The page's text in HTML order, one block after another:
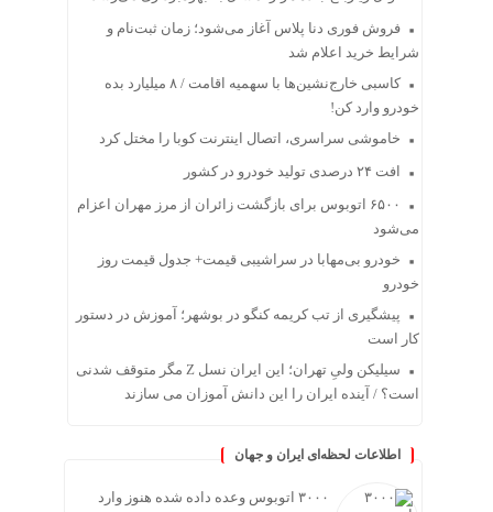
فروش فوری دنا پلاس آغاز می‌شود؛ زمان ثبت‌نام و
شرایط خرید اعلام شد
کاسبی خارج‌نشین‌ها با سهمیه اقامت / ۸ میلیارد بده
خودرو وارد کن!
خاموشی سراسری، اتصال اینترنت کوبا را مختل کرد
افت ۲۴ درصدی تولید خودرو در کشور
۶۵۰۰ اتوبوس برای بازگشت زائران از مرز مهران اعزام
می‌شود
خودرو بی‌مهابا در سراشیبی قیمت+ جدول قیمت روز
خودرو
پیشگیری از تب کریمه کنگو در بوشهر؛ آموزش در دستور
کار است
سیلیکن ولیِ تهران؛ این ایران نسل Z مگر متوقف شدنی
است؟ / آینده ایران را این دانش آموزان می سازند
اطلاعات لحظه‌ای ایران و جهان
۳۰۰۰ اتوبوس وعده داده شده هنوز وارد